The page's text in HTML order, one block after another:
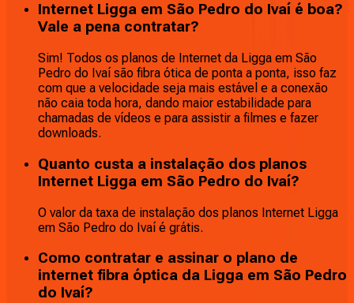
Internet Ligga em São Pedro do Ivaí é boa?
Vale a pena contratar?
Sim! Todos os planos de Internet da Ligga em São
Pedro do Ivaí são fibra ótica de ponta a ponta, isso faz
com que a velocidade seja mais estável e a conexão
não caia toda hora, dando maior estabilidade para
chamadas de vídeos e para assistir a filmes e fazer
downloads.
Quanto custa a instalação dos planos
Internet Ligga em São Pedro do Ivaí?
O valor da taxa de instalação dos planos Internet Ligga
em São Pedro do Ivaí é grátis.
Como contratar e assinar o plano de
internet fibra óptica da Ligga em São Pedro
do Ivaí?